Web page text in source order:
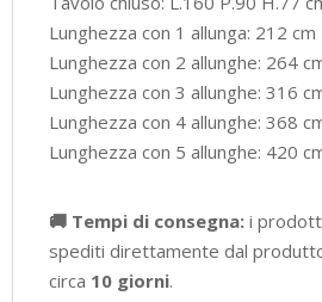
Lunghezza con 1 allunga: 212 cm
Lunghezza con 2 allunghe: 264
Lunghezza con 3 allunghe: 316
Lunghezza con 4 allunghe: 368
Lunghezza con 5 allunghe: 420
🚚 Tempi di consegna: i
spediti direttamente dal
circa 10 giorni.